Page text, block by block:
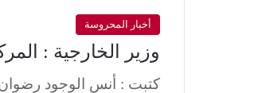
أخبار المحروسة
وزير الخارجية :
كتبت : أنس الوجود